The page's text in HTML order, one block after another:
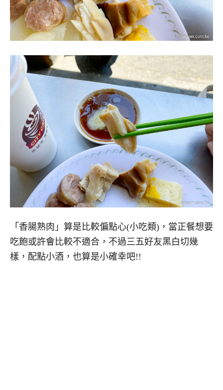
「香腸熟肉」算是比較偏點心(小吃類)，當正餐想要
吃飽或許會比較不適合，不過三五好友黑白切幾
樣，配點小酒，也算是小確幸吧!!